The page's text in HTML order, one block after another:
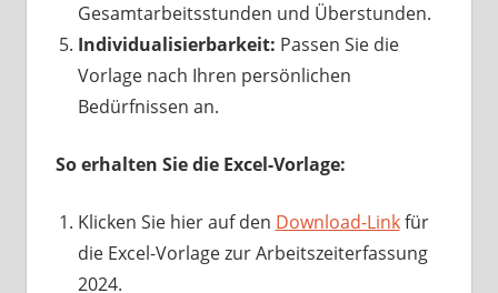
Gesamtarbeitsstunden und Überstunden.
Individualisierbarkeit: Passen Sie die
Vorlage nach Ihren persönlichen
Bedürfnissen an.
So erhalten Sie die Excel-Vorlage:
Klicken Sie hier auf den Download-Linkfür
die Excel-Vorlage zur Arbeitszeiterfassung
2024.